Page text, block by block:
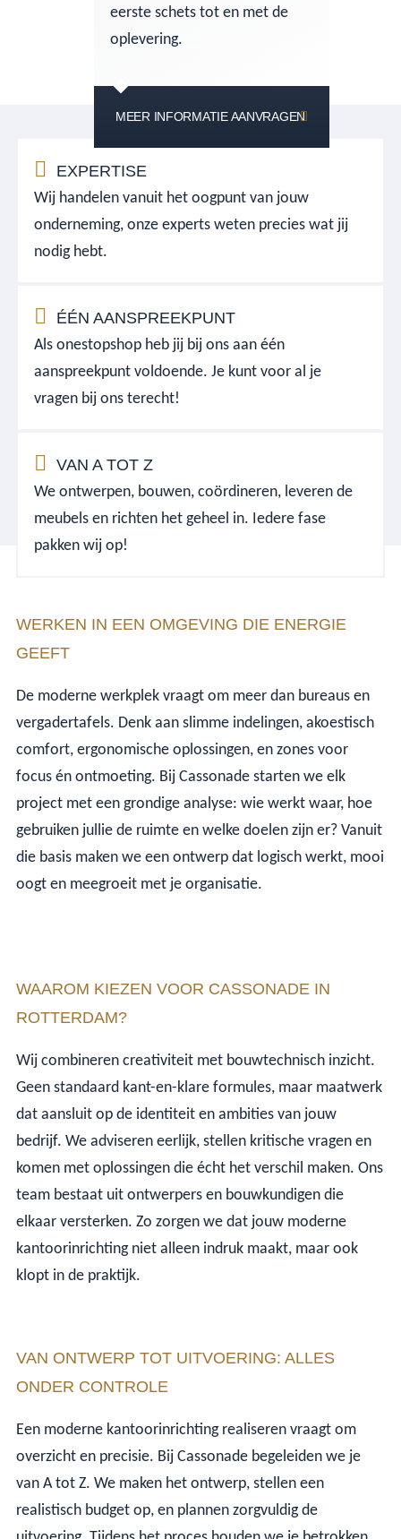
eerste schets tot en met de
oplevering.
MEER INFORMATIE AANVRAGEN
EXPERTISE
Wij handelen vanuit het oogpunt van jouw
onderneming, onze experts weten precies wat jij
nodig hebt.
ÉÉN AANSPREEKPUNT
Als onestopshop heb jij bij ons aan één
aanspreekpunt voldoende. Je kunt voor al je
vragen bij ons terecht!
VAN A TOT Z
We ontwerpen, bouwen, coördineren, leveren de
meubels en richten het geheel in. Iedere fase
pakken wij op!
WERKEN IN EEN OMGEVING DIE ENERGIE
GEEFT
De moderne werkplek vraagt om meer dan bureaus en
vergadertafels. Denk aan slimme indelingen, akoestisch
comfort, ergonomische oplossingen, en zones voor
focus én ontmoeting. Bij Cassonade starten we elk
project met een grondige analyse: wie werkt waar, hoe
gebruiken jullie de ruimte en welke doelen zijn er? Vanuit
die basis maken we een ontwerp dat logisch werkt, mooi
oogt en meegroeit met je organisatie.
WAAROM KIEZEN VOOR CASSONADE IN
ROTTERDAM?
Wij combineren creativiteit met bouwtechnisch inzicht.
Geen standaard kant-en-klare formules, maar maatwerk
dat aansluit op de identiteit en ambities van jouw
bedrijf. We adviseren eerlijk, stellen kritische vragen en
komen met oplossingen die écht het verschil maken. Ons
team bestaat uit ontwerpers en bouwkundigen die
elkaar versterken. Zo zorgen we dat jouw moderne
kantoorinrichting niet alleen indruk maakt, maar ook
klopt in de praktijk.
VAN ONTWERP TOT UITVOERING: ALLES
ONDER CONTROLE
Een moderne kantoorinrichting realiseren vraagt om
overzicht en precisie. Bij Cassonade begeleiden we je
van A tot Z. We maken het ontwerp, stellen een
realistisch budget op, en plannen zorgvuldig de